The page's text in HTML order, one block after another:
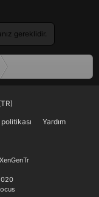
gereklidir.
Yardım